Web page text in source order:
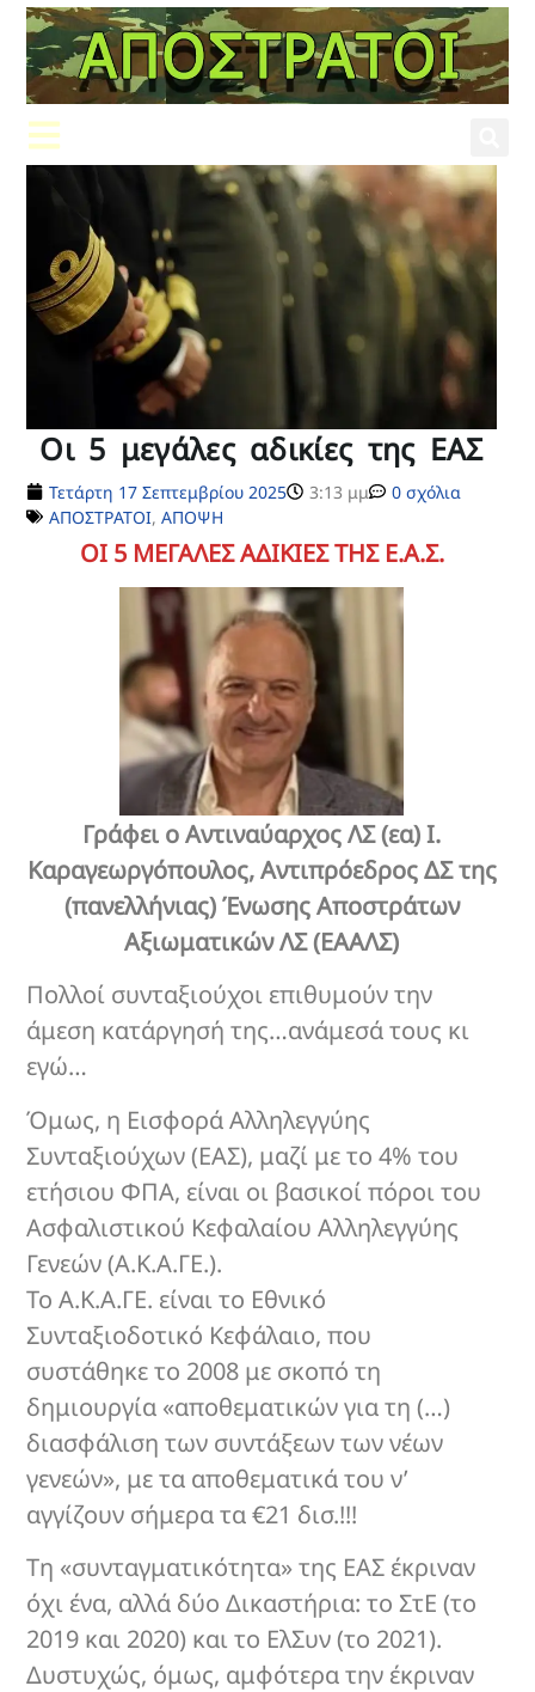
Οι 5 μεγάλες αδικίες της ΕΑΣ
Τετάρτη 17 Σεπτεμβρίου 2025 3:13 μμ
0 σχόλια
ΑΠΟΣΤΡΑΤΟΙ,ΑΠΟΨΗ
ΟΙ 5 ΜΕΓΑΛΕΣ ΑΔΙΚΙΕΣ ΤΗΣ Ε.Α.Σ.
Γράφει ο Αντιναύαρχος ΛΣ (εα) Ι.
Καραγεωργόπουλος, Αντιπρόεδρος ΔΣ της
(πανελλήνιας) Ένωσης Αποστράτων
Αξιωματικών ΛΣ (ΕΑΑΛΣ)
Πολλοί συνταξιούχοι επιθυμούν την
άμεση κατάργησή της…ανάμεσά τους κι
εγώ…
Όμως, η Εισφορά Αλληλεγγύης
Συνταξιούχων (ΕΑΣ), μαζί με το 4% του
ετήσιου ΦΠΑ, είναι οι βασικοί πόροι του
Ασφαλιστικού Κεφαλαίου Αλληλεγγύης
Γενεών (Α.Κ.Α.ΓΕ.).
Το Α.Κ.Α.ΓΕ. είναι το Εθνικό
Συνταξιοδοτικό Κεφάλαιο, που
συστάθηκε το 2008 με σκοπό τη
δημιουργία «αποθεματικών για τη (…)
διασφάλιση των συντάξεων των νέων
γενεών», με τα αποθεματικά του ν’
αγγίζουν σήμερα τα €21 δισ.!!!
Τη «συνταγματικότητα» της ΕΑΣ έκριναν
όχι ένα, αλλά δύο Δικαστήρια: το ΣτΕ (το
2019 και 2020) και το ΕλΣυν (το 2021).
Δυστυχώς, όμως, αμφότερα την έκριναν